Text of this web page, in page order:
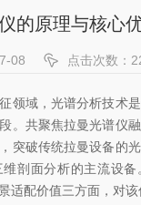
的原理与核心
08 点击次数：
域，光谱分析技术是
。共聚焦拉曼光谱仪
突破传统拉曼设备的
剖面分析的主流设
适配价值三方面，对该